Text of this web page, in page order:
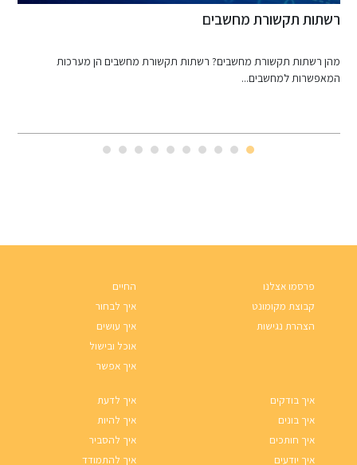
מכשירי הדפסה מתקדמים
מהם פלוטרים? פלוטרים הם מכשירי הדפסה מתקדמים המשמשים
גרפיקה גדולה...
פרסמו אצלנו
קבוצת מקומונט
הצהרת נגישות
החיים
איך לבחור
איך עושים
אוכל ובישול
איך אפשר
איך בודקים
איך בונים
איך חותכים
איך יודעים
איך לדעת
איך להיות
איך להסביר
איך להתמודד